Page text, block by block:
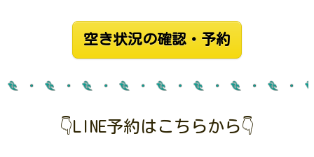
空き状況の確認・予約
👇LINE予約はこちらから👇